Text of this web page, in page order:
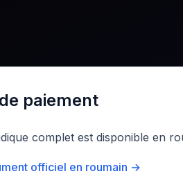
paiement
complet est disponible en
officiel en roumain →